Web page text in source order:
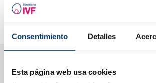
Consentimiento Detalles
Esta página web usa cookies
segura (verificada i recomanada per
el cos de manera correcta i saludable.